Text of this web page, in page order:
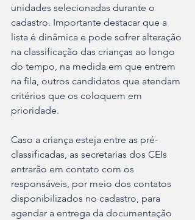
unidades selecionadas durante o
cadastro. Importante destacar que a
lista é dinâmica e pode sofrer alteração
na classificação das crianças ao longo
do tempo, na medida em que entrem
na fila, outros candidatos que atendam
critérios que os coloquem em
prioridade.
Caso a criança esteja entre as pré-
classificadas, as secretarias dos CEIs
entrarão em contato com os
responsáveis, por meio dos contatos
disponibilizados no cadastro, para
agendar a entrega da documentação